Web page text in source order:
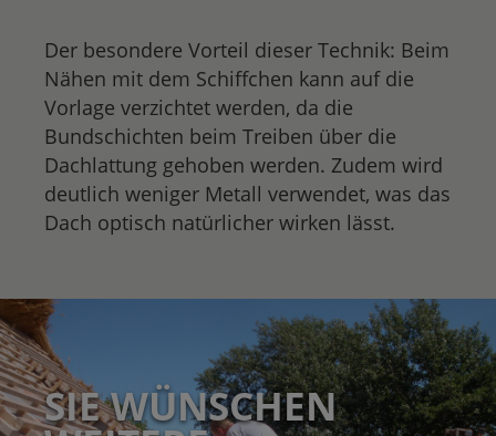
Der besondere Vorteil dieser Technik: Beim
Nähen mit dem Schiffchen kann auf die
Vorlage verzichtet werden, da die
Bundschichten beim Treiben über die
Dachlattung gehoben werden. Zudem wird
deutlich weniger Metall verwendet, was das
Dach optisch natürlicher wirken lässt.
SIE WÜNSCHEN